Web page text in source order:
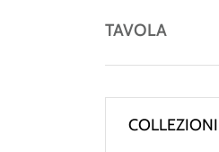
TAVOLA
COLLEZIONI